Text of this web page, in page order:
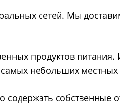
сетей. Мы
продуктов
небольших местных
содержать